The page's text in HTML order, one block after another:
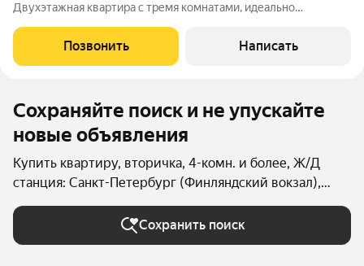
Двухэтажная квартира с тремя комнатами, идеально
квартиры! Клубный дом бизнес-класса, год постройки 2007г.
Позвонить Написать
Сохраняйте поиск и не упускайте
новые объявления
Купить квартиру, вторичка, 4-комн. и более, Ж/Д
станция: Санкт-Петербург (Финляндский вокзал),
ремонт: евро в Санкт-Петербурге и ЛО
Сохранить поиск